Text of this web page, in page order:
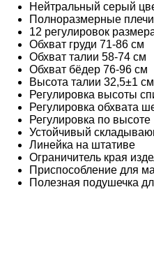
Нейтральный серый
Полноразмерные
12 регулировок
Обхват груди 71-86 см
Обхват талии 58-74 см
Обхват бёдер 76-96 см
Высота талии 32,5±1 см
Регулировка высоты
Регулировка обхвата
Регулировка по высоте
Устойчивый
Линейка на штативе
Ограничитель края
Приспособление для
Полезная подушечка